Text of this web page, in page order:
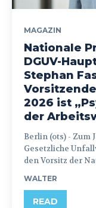
MAGAZIN
Nationale
DGUV-
Stephan
2026 ist
der
Berlin (ots) - Zum Januar 2026 hat die Deutsche
Gesetzliche
den Vorsitz der
WALTER
READ